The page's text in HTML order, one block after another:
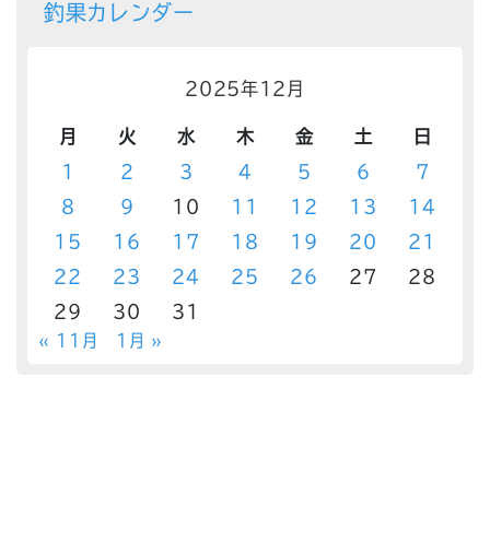
釣果カレンダー
2025年12月
月 火 水 木 金 土
日
1
2 3 4 5 6
7
8
9 10 11 12 13
14
15
16 17 18 19 20
21
22
23 24 25 26 27
28
29
30 31
« 11月 1月 »